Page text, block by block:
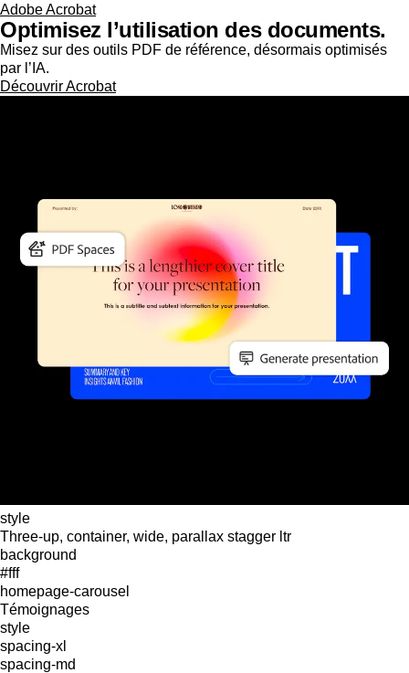
Adobe Acrobat
Optimisez l’utilisation des documents.
Misez sur des outils PDF de référence, désormais optimisés
par l’IA.
Découvrir Acrobat
style
Three-up, container, wide, parallax stagger ltr
background
#fff
homepage-carousel
Témoignages
style
spacing-xl
spacing-md